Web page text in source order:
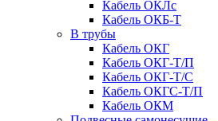
Кабель ОКЛc
Кабель ОКБ-Т
В трубы
Кабель ОКГ
Кабель ОКГ-Т/П
Кабель ОКГ-Т/С
Кабель ОКГС-Т/П
Кабель ОКМ